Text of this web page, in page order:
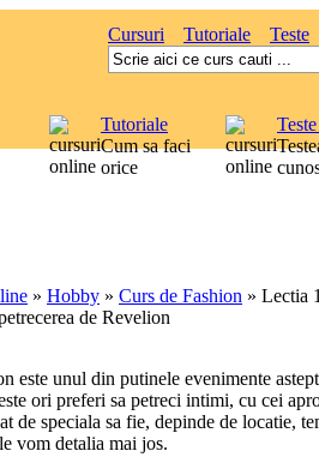
Cursuri Tutoriale Teste
Tutoriale
Cum sa faci
orice
» Hobby » Curs de Fashion » Lectia
de Revelion
este unul din putinele evenimente
ori preferi sa petreci intimi, cu cei
de speciala sa fie, depinde de locatie,
vom detalia mai jos.